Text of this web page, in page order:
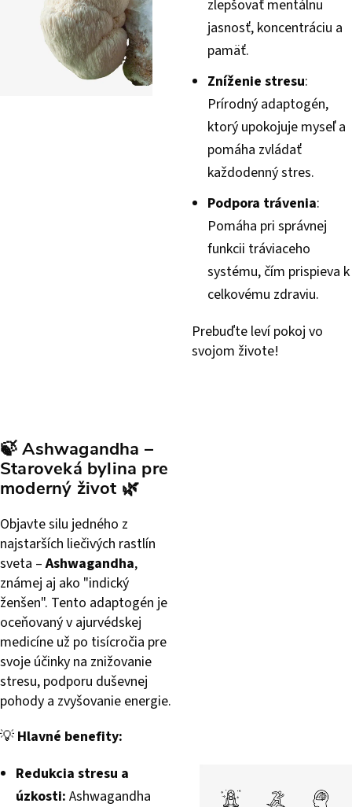
zlepšovať mentálnu
jasnosť, koncentráciu a
pamäť.
Zníženie stresu:
Prírodný adaptogén,
ktorý upokojuje myseľ a
pomáha zvládať
každodenný stres.
Podpora trávenia:
Pomáha pri správnej
funkcii tráviaceho
systému, čím prispieva k
celkovému zdraviu.
Prebuďte leví pokoj vo
svojom živote!
🍃Ashwagandha –
Staroveká bylina pre
moderný život 🌿
Objavte silu jedného z
najstarších liečivých rastlín
sveta –Ashwagandha,
známej aj ako "indický
ženšen". Tento adaptogén je
oceňovaný v ajurvédskej
medicíne už po tisícročia pre
svoje účinky na znižovanie
stresu, podporu duševnej
pohody a zvyšovanie energie.
💡 Hlavné benefity:
Redukcia stresu a
úzkosti: Ashwagandha